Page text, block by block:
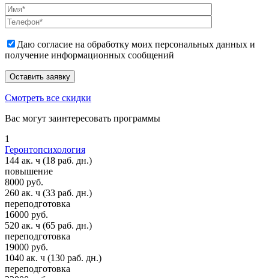
Даю согласие на обработку моих персональных данных и
получение информационных сообщений
Смотреть все скидки
Вас могут заинтересовать программы
1
Геронтопсихология
144 ак. ч (18 раб. дн.)
повышение
8000 руб.
260 ак. ч (33 раб. дн.)
переподготовка
16000 руб.
520 ак. ч (65 раб. дн.)
переподготовка
19000 руб.
1040 ак. ч (130 раб. дн.)
переподготовка